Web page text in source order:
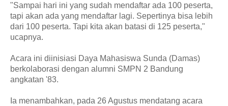
"Sampai hari ini yang sudah mendaftar ada 100 peserta,
tapi akan ada yang mendaftar lagi. Sepertinya bisa lebih
dari 100 peserta. Tapi kita akan batasi di 125 peserta,"
ucapnya.
Acara ini diinisiasi Daya Mahasiswa Sunda (Damas)
berkolaborasi dengan alumni SMPN 2 Bandung
angkatan '83.
Ia menambahkan, pada 26 Agustus mendatang acara